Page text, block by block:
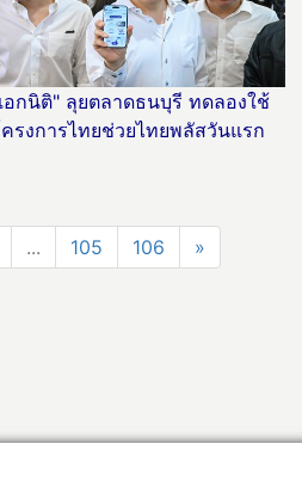
อกนิติ" ลุยตลาดธนบุรี ทดลองใช้
รงการไทยช่วยไทยพลัสวันแรก
... 105 106 »